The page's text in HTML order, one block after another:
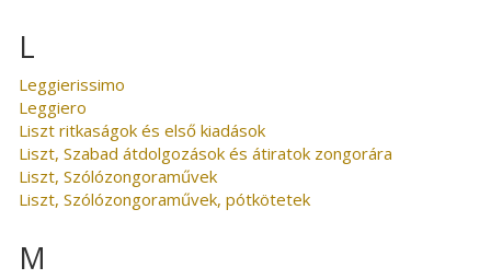
L
Leggierissimo
Leggiero
Liszt ritkaságok és első kiadások
Liszt, Szabad átdolgozások és átiratok zongorára
Liszt, Szólózongoraművek
Liszt, Szólózongoraművek, pótkötetek
M